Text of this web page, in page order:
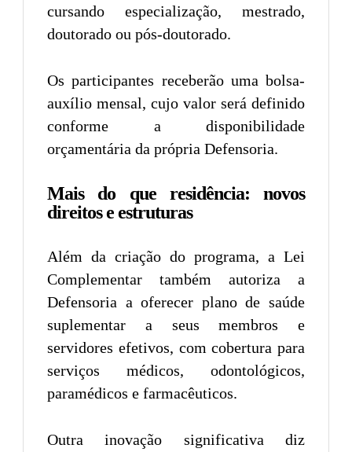
cursando especialização, mestrado,
doutorado ou pós-doutorado.
Os participantes receberão uma bolsa-
auxílio mensal, cujo valor será definido
conforme a disponibilidade
orçamentária da própria Defensoria.
Mais do que residência: novos
direitos e estruturas
Além da criação do programa, a Lei
Complementar também autoriza a
Defensoria a oferecer plano de saúde
suplementar a seus membros e
servidores efetivos, com cobertura para
serviços médicos, odontológicos,
paramédicos e farmacêuticos.
Outra inovação significativa diz